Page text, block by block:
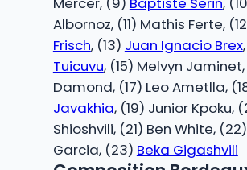
Albornoz, (11) Mathis Ferte,
Frisch, (13) Juan Ignacio Brex
Tuicuvu, (15) Melvyn
Damond, (17) Leo Ametlla,
Javakhia, (19) Junior Kpoku,
Shioshvili, (21) Ben White,
Garcia, (23) Beka Gigashvili